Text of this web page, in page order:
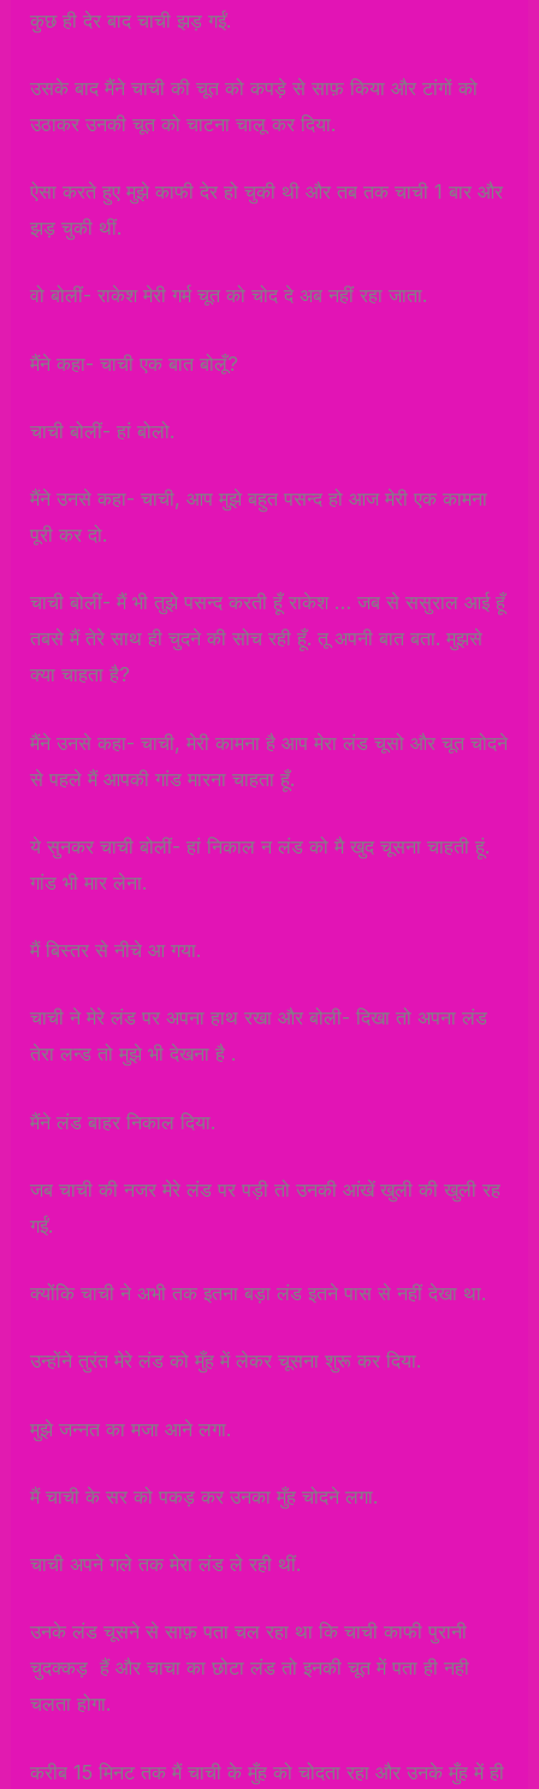
कुछ ही देर बाद चाची झड़ गईं.
उसके बाद मैंने चाची की चूत को कपड़े से साफ़ किया और टांगों को
उठाकर उनकी चूत को चाटना चालू कर दिया.
ऐसा करते हुए मुझे काफी देर हो चुकी थी और तब तक चाची 1 बार और
झड़ चुकी थीं.
वो बोलीं- राकेश मेरी गर्म चूत को चोद दे अब नहीं रहा जाता.
मैंने कहा- चाची एक बात बोलूँ?
चाची बोलीं- हां बोलो.
मैंने उनसे कहा- चाची, आप मुझे बहुत पसन्द हो आज मेरी एक कामना
पूरी कर दो.
चाची बोलीं- मैं भी तुझे पसन्द करती हूँ राकेश … जब से ससुराल आई हूँ
तबसे मैं तेरे साथ ही चुदने की सोच रही हूँ. तू अपनी बात बता. मुझसे
क्या चाहता है?
मैंने उनसे कहा- चाची, मेरी कामना है आप मेरा लंड चूसो और चूत चोदने
से पहले मैं आपकी गांड मारना चाहता हूँ.
ये सुनकर चाची बोलीं- हां निकाल न लंड को मै खुद चूसना चाहती हूं.
गांड भी मार लेना.
मैं बिस्तर से नीचे आ गया.
चाची ने मेरे लंड पर अपना हाथ रखा और बोली- दिखा तो अपना लंड
तेरा लन्ड तो मुझे भी देखना है .
मैंने लंड बाहर निकाल दिया.
जब चाची की नजर मेरे लंड पर पड़ी तो उनकी आंखें खुली की खुली रह
गईं.
क्योंकि चाची ने अभी तक इतना बड़ा लंड इतने पास से नहीं देखा था.
उन्होंने तुरंत मेरे लंड को मुँह में लेकर चूसना शुरू कर दिया.
मुझे जन्नत का मजा आने लगा.
मैं चाची के सर को पकड़ कर उनका मुँह चोदने लगा.
चाची अपने गले तक मेरा लंड ले रही थीं.
उनके लंड चूसने से साफ़ पता चल रहा था कि चाची काफी पुरानी
चुदक्कड़ हैं और चाचा का छोटा लंड तो इनकी चूत में पता ही नही
चलता होगा.
करीब 15 मिनट तक मैं चाची के मुँह को चोदता रहा और उनके मुँह में ही